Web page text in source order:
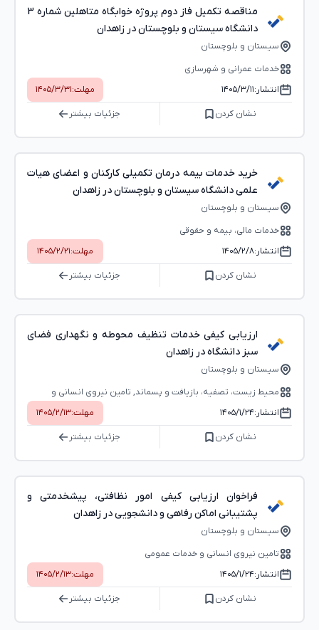
مناقصه تکمیل فاز دوم پروژه خوابگاه متاهلین شماره 3
دانشگاه سیستان و بلوچستان در زاهدان
سیستان و بلوچستان
خدمات عمرانی و شهرسازی
انتشار:۱۴۰۵/۳/۱۱ مهلت:۱۴۰۵/۳/۳۱
نشان کردن جزئیات بیشتر
خرید خدمات بیمه درمان تکمیلی کارکنان و اعضای هیات
علمی دانشگاه سیستان و بلوچستان در زاهدان
سیستان و بلوچستان
خدمات مالی، بیمه و حقوقی
انتشار:۱۴۰۵/۲/۸ مهلت:۱۴۰۵/۲/۲۱
نشان کردن جزئیات بیشتر
ارزیابی کیفی خدمات تنظیف محوطه و نگهداری فضای
سبز دانشگاه در زاهدان
سیستان و بلوچستان
محیط ‌زیست، تصفیه، بازیافت و پسماند, تامین نیروی انسانی و
خدمات عمومی
انتشار:۱۴۰۵/۱/۲۴ مهلت:۱۴۰۵/۲/۱۳
نشان کردن جزئیات بیشتر
فراخوان ارزیابی کیفی امور نظافتی، پیشخدمتی و
پشتیبانی اماکن رفاهی و دانشجویی در زاهدان
سیستان و بلوچستان
تامین نیروی انسانی و خدمات عمومی
انتشار:۱۴۰۵/۱/۲۴ مهلت:۱۴۰۵/۲/۱۳
نشان کردن جزئیات بیشتر